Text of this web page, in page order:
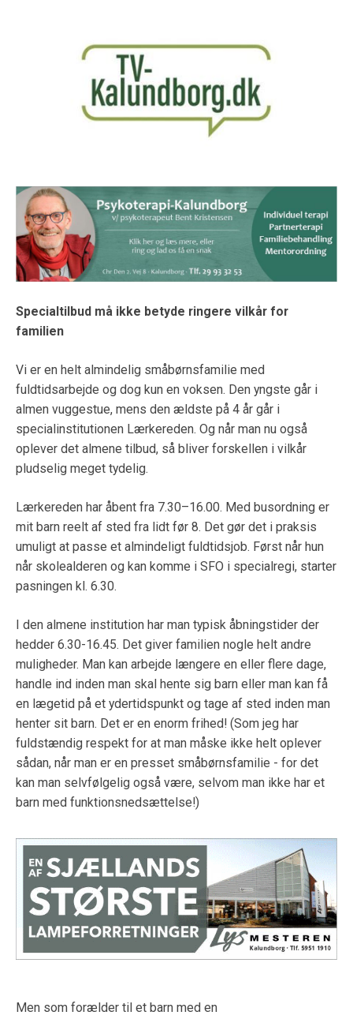
Specialtilbud må ikke betyde ringere vilkår for
familien
Vi er en helt almindelig småbørnsfamilie med
fuldtidsarbejde og dog kun en voksen. Den yngste går i
almen vuggestue, mens den ældste på 4 år går i
specialinstitutionen Lærkereden. Og når man nu også
oplever det almene tilbud, så bliver forskellen i vilkår
pludselig meget tydelig.
Lærkereden har åbent fra 7.30–16.00. Med busordning er
mit barn reelt af sted fra lidt før 8. Det gør det i praksis
umuligt at passe et almindeligt fuldtidsjob. Først når hun
når skolealderen og kan komme i SFO i specialregi, starter
pasningen kl. 6.30.
I den almene institution har man typisk åbningstider der
hedder 6.30-16.45. Det giver familien nogle helt andre
muligheder. Man kan arbejde længere en eller flere dage,
handle ind inden man skal hente sig barn eller man kan få
en lægetid på et ydertidspunkt og tage af sted inden man
henter sit barn. Det er en enorm frihed! (Som jeg har
fuldstændig respekt for at man måske ikke helt oplever
sådan, når man er en presset småbørnsfamilie - for det
kan man selvfølgelig også være, selvom man ikke har et
barn med funktionsnedsættelse!)
Men som forælder til et barn med en